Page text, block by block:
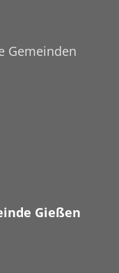
Gemeinden
Gießen